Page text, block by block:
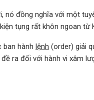
nó đồng nghĩa với một
tụng rất khôn ngoan từ
ban hành lệnh (order) giải
ra đối với hành vi xâm